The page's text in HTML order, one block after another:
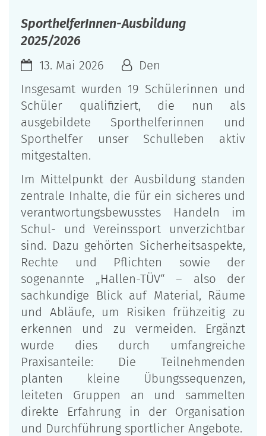
SporthelferInnen-Ausbildung
2025/2026
13. Mai 2026
Den
Insgesamt wurden 19 Schülerinnen und
Schüler qualifiziert, die nun als
ausgebildete Sporthelferinnen und
Sporthelfer unser Schulleben aktiv
mitgestalten.
Im Mittelpunkt der Ausbildung standen
zentrale Inhalte, die für ein sicheres und
verantwortungsbewusstes Handeln im
Schul- und Vereinssport unverzichtbar
sind. Dazu gehörten Sicherheitsaspekte,
Rechte und Pflichten sowie der
sogenannte „Hallen-TÜV“ – also der
sachkundige Blick auf Material, Räume
und Abläufe, um Risiken frühzeitig zu
erkennen und zu vermeiden. Ergänzt
wurde dies durch umfangreiche
Praxisanteile: Die Teilnehmenden
planten kleine Übungssequenzen,
leiteten Gruppen an und sammelten
direkte Erfahrung in der Organisation
und Durchführung sportlicher Angebote.